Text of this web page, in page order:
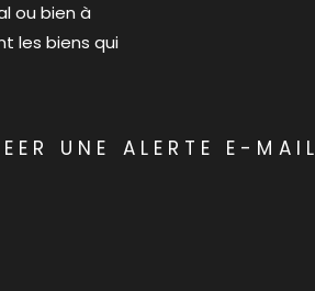
ou bien à
les biens qui
UNE ALERTE E-MAIL